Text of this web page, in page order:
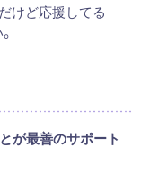
けど応援してる
が最善のサポート